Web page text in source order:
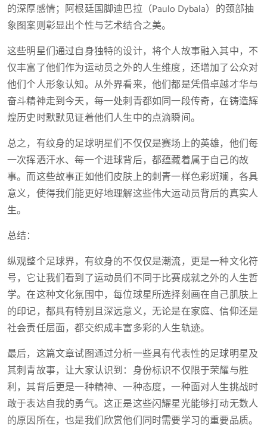
的深厚感情；阿根廷国脚迪巴拉（Paulo Dybala）的颈部抽
象图案则彰显出个性与艺术结合之美。
这些明星们通过自身独特的设计，将个人故事融入其中，不
仅丰富了他们作为运动员之外的人生维度，还增加了公众对
他们个人形象认知。从外界看来，他们都是凭借卓越才华与
奋斗精神走到今天，每一处刺青都如同一段传奇，在铸造辉
煌历史时默默见证着他们人生中的点滴瞬间。
总之，有纹身的足球明星们不仅仅是赛场上的英雄，他们每
一次挥洒汗水、每一个进球背后，都蕴藏着属于自己的故
事。而这些故事正如他们皮肤上的刺青一样色彩斑斓，各具
意义，使得我们能更好地理解这些伟大运动员背后的真实人
生。
总结：
纵观整个足球界，有纹身的不仅仅是潮流，更是一种文化符
号，它让我们看到了运动员们不同于比赛成就之外的人生哲
学。在这种文化氛围中，每位球星所选择刻画在自己肌肤上
的印记，都具有特别且深远意义，无论是在家庭、信仰还是
社会责任层面，都交织成丰富多彩的人生轨迹。
最后，这篇文章试图通过分析一些具有代表性的足球明星及
其刺青故事，让大家认识到：身份标识不仅限于荣耀与胜
利，其背后更是一种精神、一种态度，一种面对人生挑战时
敢于表达自我的勇气。这正是这些闪耀星光能够打动无数人
的原因所在，也是我们欣赏他们同时需要学习的重要品质。